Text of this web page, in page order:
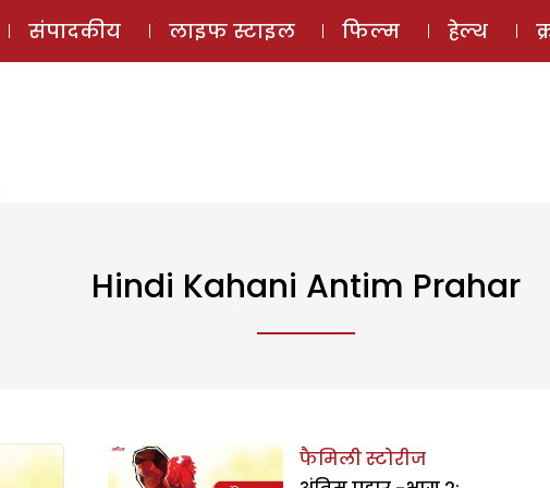
ई-मैगज़ीन
संपादकीय लाइफ स्टाइल फिल्म हेल्थ
Hindi Kahani Antim Prahar
फैमिली स्टोरीज